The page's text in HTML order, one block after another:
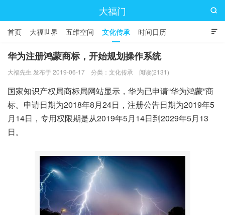
大福门

首页 大福世界 五维空间 文化传承 时间日历

华为注册鸿蒙商标，开始规划操作系统
大福先生 发布于 2019-06-17 分类： 文化传承 阅读(2131)
国家知识产权局商标局网站显示，华为已申请“华为鸿蒙”商
标。申请日期为2018年8月24日，注册公告日期为2019年5
月14日，专用权限期是从2019年5月14日到2029年5月13
日。